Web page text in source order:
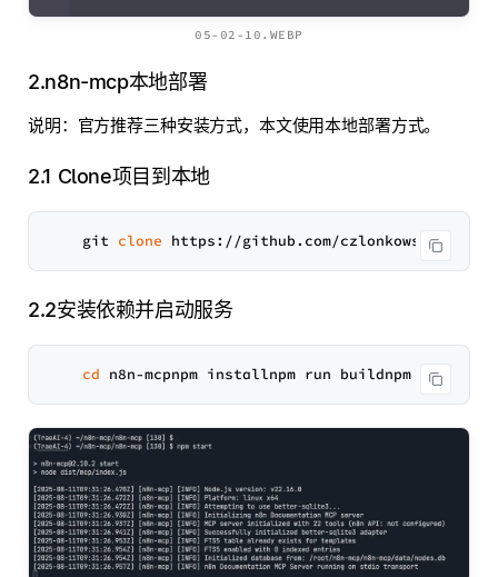
05-02-10.WEBP
2.n8n-mcp本地部署
说明：官方推荐三种安装方式，本文使用本地部署方式。
2.1 Clone项目到本地
    git
clone
2.2安装依赖并启动服务
cd